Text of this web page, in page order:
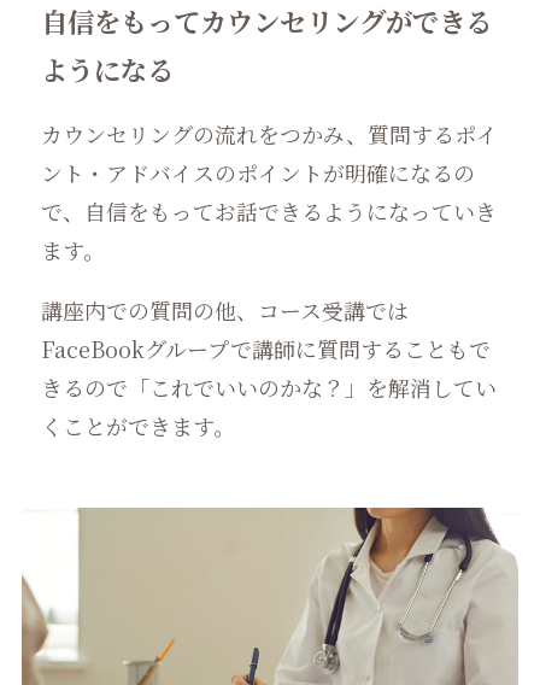
自信をもってカウンセリングができる
ようになる
カウンセリングの流れをつかみ、質問するポイ
ント・アドバイスのポイントが明確になるの
で、自信をもってお話できるようになっていき
ます。
講座内での質問の他、コース受講では
FaceBookグループで講師に質問することもで
きるので「これでいいのかな？」を解消してい
くことができます。